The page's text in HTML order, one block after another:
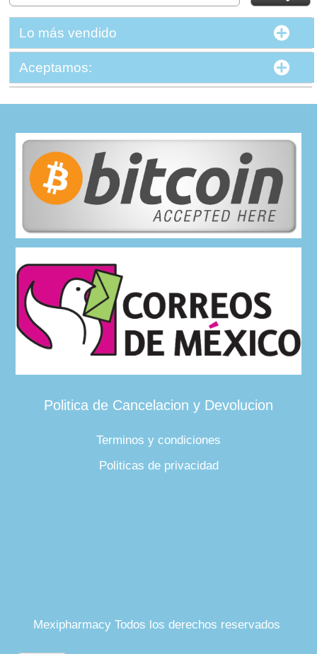
Lo más vendido
Aceptamos:
Politica de Cancelacion y Devolucion
Terminos y condiciones
Politicas de privacidad
Mexipharmacy Todos los derechos reservados